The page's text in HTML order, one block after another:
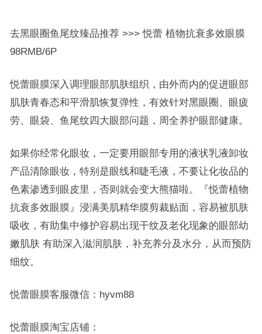
去黑眼圈鱼尾纹臻品推荐 >>> 悦蕾 植物抗衰多效眼膜
98RMB/6P
悦蕾眼膜深入调理眼部肌肤组织，由外而内的促进眼部
肌肤青春态和平滑肌恢复弹性，有效针对黑眼圈、眼疲
劳、眼袋、鱼尾纹四大眼部问题，周全养护眼部健康。
如果你经常化眼妆，一定要用眼部专用的液状乳液卸妆
产品清除眼妆，特别是眼线和睫毛液，不要让化妆品的
色素渗透到眼皮里，否则就会变大熊猫啦。『悦蕾植物
抗衰多效眼膜』浸满美肌精华膜剪裁贴面，容易被肌肤
吸收，有助集中修护容易出现干纹及老化现象的眼部幼
嫩肌肤 有助深入滋润肌肤，补充养分及水分，从而预防
细纹。
悦蕾眼膜客服微信：hyvm88
悦蕾眼膜淘宝店铺：